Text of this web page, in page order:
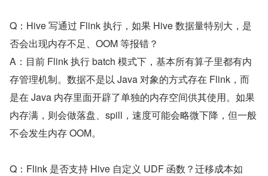
Q：Hive 写通过 Flink 执行，如果 Hive 数据量特别大，是
否会出现内存不足、OOM 等报错？
A：目前 Flink 执行 batch 模式下，基本所有算子里都有内
存管理机制。数据不是以 Java 对象的方式存在 Flink，而
是在 Java 内存里面开辟了单独的内存空间供其使用。如果
内存满，则会做落盘、spill，速度可能会略微下降，但一般
不会发生内存 OOM。
Q：Flink 是否支持 Hive 自定义 UDF 函数？迁移成本如